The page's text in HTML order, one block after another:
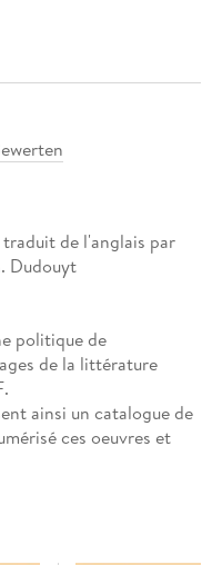
traduit de l'anglais par
Dudouyt
politique de
de la littérature
ainsi un catalogue de
ces oeuvres et
des idées en